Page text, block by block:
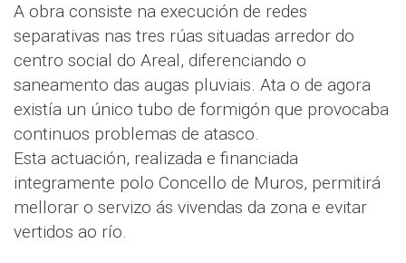
A obra consiste na execución de redes
separativas nas tres rúas situadas arredor do
centro social do Areal, diferenciando o
saneamento das augas pluviais. Ata o de agora
existía un único tubo de formigón que provocaba
continuos problemas de atasco.
Esta actuación, realizada e financiada
integramente polo Concello de Muros, permitirá
mellorar o servizo ás vivendas da zona e evitar
vertidos ao río.